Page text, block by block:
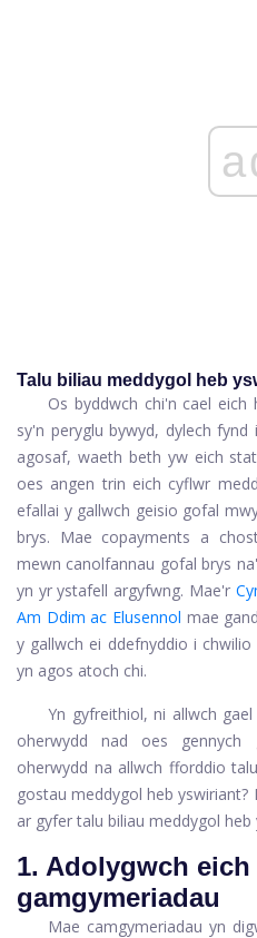
Talu biliau meddygol heb
Os byddwch chi'n cael
sy'n peryglu bywyd, dylech
agosaf, waeth beth yw eich
oes angen trin eich cyflwr
efallai y gallwch geisio gofal
brys. Mae copayments a
mewn canolfannau gofal brys
yn yr ystafell argyfwng. Mae'r
Am Ddim ac Elusennol mae
y gallwch ei ddefnyddio i
yn agos atoch chi.
Yn gyfreithiol, ni allwch
oherwydd nad oes gennych
oherwydd na allwch fforddio
gostau meddygol heb
ar gyfer talu biliau meddygol heb
1. Adolygwch
gamgymeriadau
Mae camgymeriadau yn